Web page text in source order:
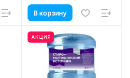
В корзину
АКЦИЯ